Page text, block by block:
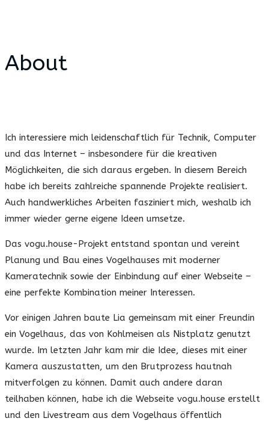
About
Ich interessiere mich leidenschaftlich für Technik, Computer
und das Internet – insbesondere für die kreativen
Möglichkeiten, die sich daraus ergeben. In diesem Bereich
habe ich bereits zahlreiche spannende Projekte realisiert.
Auch handwerkliches Arbeiten fasziniert mich, weshalb ich
immer wieder gerne eigene Ideen umsetze.
Das vogu.house-Projekt entstand spontan und vereint
Planung und Bau eines Vogelhauses mit moderner
Kameratechnik sowie der Einbindung auf einer Webseite –
eine perfekte Kombination meiner Interessen.
Vor einigen Jahren baute Lia gemeinsam mit einer Freundin
ein Vogelhaus, das von Kohlmeisen als Nistplatz genutzt
wurde. Im letzten Jahr kam mir die Idee, dieses mit einer
Kamera auszustatten, um den Brutprozess hautnah
mitverfolgen zu können. Damit auch andere daran
teilhaben können, habe ich die Webseite vogu.house erstellt
und den Livestream aus dem Vogelhaus öffentlich